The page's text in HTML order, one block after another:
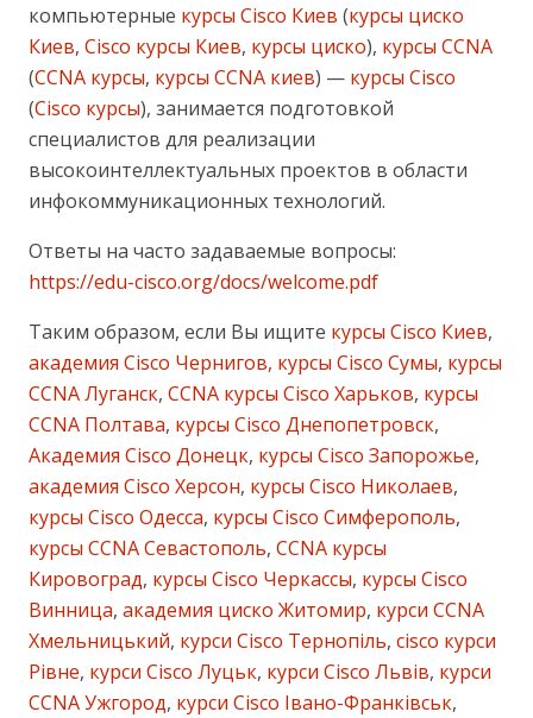
компьютерные курсы Cisco Киев (курсы циско
Киев, Cisco курсы Киев, курсы циско), курсы CCNA
(CCNA курсы, курсы CCNA киев) — курсы Cisco
(Cisco курсы), занимается подготовкой
специалистов для реализации
высокоинтеллектуальных проектов в области
инфокоммуникационных технологий.
Ответы на часто задаваемые вопросы:
https://edu-cisco.org/docs/welcome.pdf
Таким образом, если Вы ищите курсы Cisco Киев,
академия Cisco Чернигов, курсы Cisco Сумы, курсы
CCNA Луганск, CCNA курсы Cisco Харьков, курсы
CCNA Полтава, курсы Cisco Днепопетровск,
Академия Cisco Донецк, курсы Cisco Запорожье,
академия Cisco Херсон, курсы Cisco Николаев,
курсы Cisco Одесса, курсы Cisco Симферополь,
курсы CCNA Севастополь, CCNA курсы
Кировоград, курсы Cisco Черкассы, курсы Cisco
Винница, академия циско Житомир, курси CCNA
Хмельницький, курси Cisco Тернопіль, cisco курси
Рівне, курси Cisco Луцьк, курси Cisco Львів, курси
CCNA Ужгород, курси Cisco Івано-Франківськ,